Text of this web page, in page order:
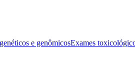
e genômicosExames